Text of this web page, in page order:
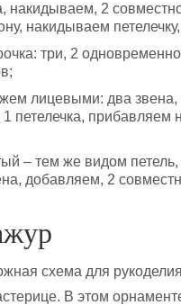
накидываем, 2
накидываем
три, 2
лицевыми: два звена,
петелечка, прибавляем
– тем же видом
добавляем, 2
схема для
В этом